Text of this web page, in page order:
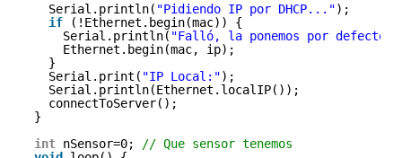
Serial.println( "Pidiendo IP por DHCP...");
if
(!Ethernet.begin(mac)) {
Serial.println( "Falló, la ponemos por defecto."
Ethernet.begin(mac, ip);
}
Serial.print( "IP Local:");
Serial.println(Ethernet.localIP());
connectToServer();
}
int nSensor=0;
// Que sensor tenemos